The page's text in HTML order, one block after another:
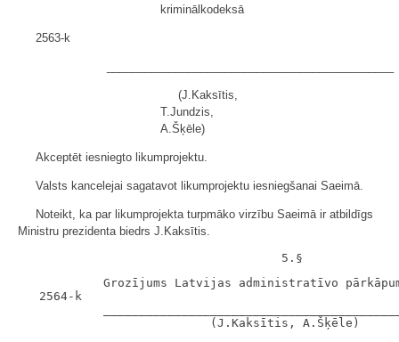
kriminālkodeksā
2563-k
(J.Kaksītis,
T.Jundzis,
A.Šķēle)
Akceptēt iesniegto likumprojektu.
Valsts kancelejai sagatavot likumprojektu iesniegšanai Saeimā.
Noteikt, ka par likumprojekta turpmāko virzību Saeimā ir atbildīgs
Ministru prezidenta biedrs J.Kaksītis.
Grozījums Latvijas administratīvo pārkāpumu
2564-k